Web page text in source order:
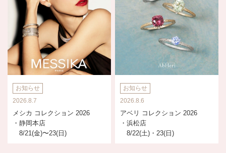
お知らせ
2026.8.7
メシカ コレクション 2026
・静岡本店
8/21(金)〜23(日)
お知らせ
2026.8.6
アベリ コレクション 2026
・浜松店
8/22(土)・23(日)